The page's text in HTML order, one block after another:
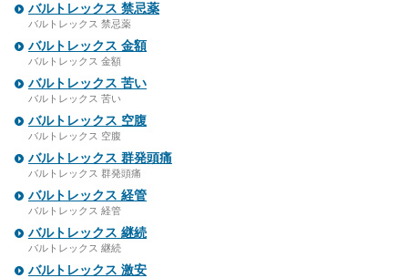
バルトレックス 禁忌薬
バルトレックス 禁忌薬
バルトレックス 金額
バルトレックス 金額
バルトレックス 苦い
バルトレックス 苦い
バルトレックス 空腹
バルトレックス 空腹
バルトレックス 群発頭痛
バルトレックス 群発頭痛
バルトレックス 経管
バルトレックス 経管
バルトレックス 継続
バルトレックス 継続
バルトレックス 激安